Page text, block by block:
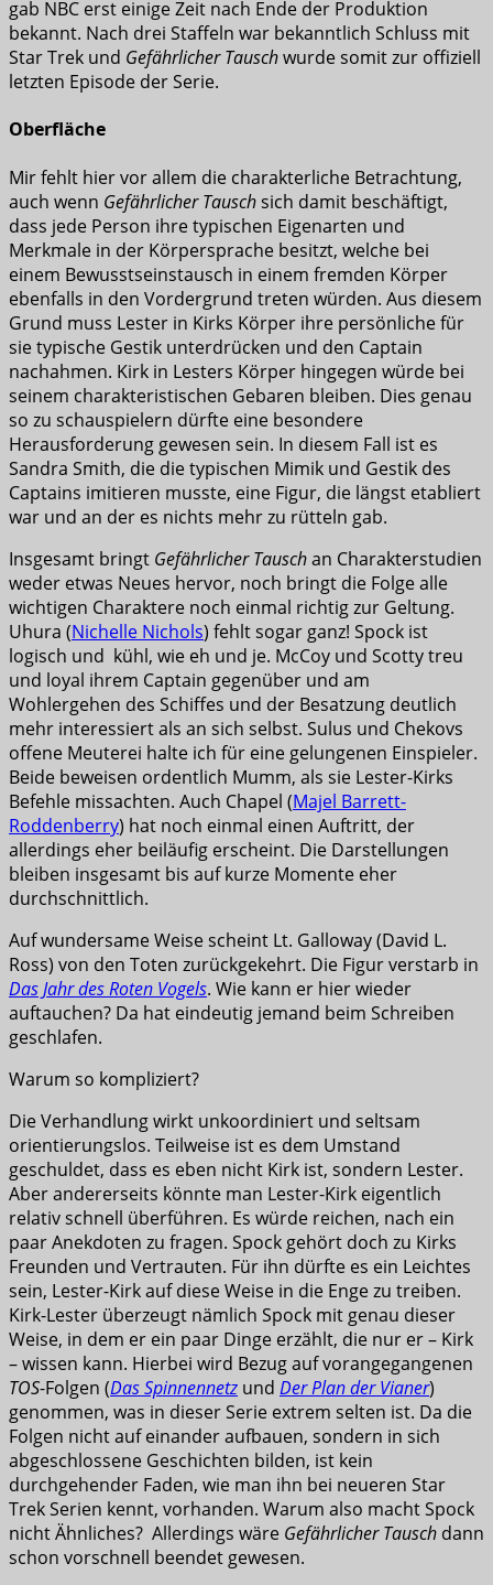
gab NBC erst einige Zeit nach Ende der Produktion
bekannt. Nach drei Staffeln war bekanntlich Schluss mit
Star Trek und Gefährlicher Tauschwurde somit zur offiziell
letzten Episode der Serie.
Oberfläche
Mir fehlt hier vor allem die charakterliche Betrachtung,
auch wenn Gefährlicher Tauschsich damit beschäftigt,
dass jede Person ihre typischen Eigenarten und
Merkmale in der Körpersprache besitzt, welche bei
einem Bewusstseinstausch in einem fremden Körper
ebenfalls in den Vordergrund treten würden. Aus diesem
Grund muss Lester in Kirks Körper ihre persönliche für
sie typische Gestik unterdrücken und den Captain
nachahmen. Kirk in Lesters Körper hingegen würde bei
seinem charakteristischen Gebaren bleiben. Dies genau
so zu schauspielern dürfte eine besondere
Herausforderung gewesen sein. In diesem Fall ist es
Sandra Smith, die die typischen Mimik und Gestik des
Captains imitieren musste, eine Figur, die längst etabliert
war und an der es nichts mehr zu rütteln gab.
Insgesamt bringt Gefährlicher Tauschan Charakterstudien
weder etwas Neues hervor, noch bringt die Folge alle
wichtigen Charaktere noch einmal richtig zur Geltung.
Uhura (Nichelle Nichols) fehlt sogar ganz! Spock ist
logisch und kühl, wie eh und je. McCoy und Scotty treu
und loyal ihrem Captain gegenüber und am
Wohlergehen des Schiffes und der Besatzung deutlich
mehr interessiert als an sich selbst. Sulus und Chekovs
offene Meuterei halte ich für eine gelungenen Einspieler.
Beide beweisen ordentlich Mumm, als sie Lester-Kirks
Befehle missachten. Auch Chapel (Majel Barrett-
Roddenberry) hat noch einmal einen Auftritt, der
allerdings eher beiläufig erscheint. Die Darstellungen
bleiben insgesamt bis auf kurze Momente eher
durchschnittlich.
Auf wundersame Weise scheint Lt. Galloway (David L.
Ross) von den Toten zurückgekehrt. Die Figur verstarb in
Das Jahr des Roten Vogels. Wie kann er hier wieder
auftauchen? Da hat eindeutig jemand beim Schreiben
geschlafen.
Warum so kompliziert?
Die Verhandlung wirkt unkoordiniert und seltsam
orientierungslos. Teilweise ist es dem Umstand
geschuldet, dass es eben nicht Kirk ist, sondern Lester.
Aber andererseits könnte man Lester-Kirk eigentlich
relativ schnell überführen. Es würde reichen, nach ein
paar Anekdoten zu fragen. Spock gehört doch zu Kirks
Freunden und Vertrauten. Für ihn dürfte es ein Leichtes
sein, Lester-Kirk auf diese Weise in die Enge zu treiben.
Kirk-Lester überzeugt nämlich Spock mit genau dieser
Weise, in dem er ein paar Dinge erzählt, die nur er – Kirk
– wissen kann. Hierbei wird Bezug auf vorangegangenen
TOS-Folgen (Das Spinnennetz und DerPlan der Vianer)
genommen, was in dieser Serie extrem selten ist. Da die
Folgen nicht auf einander aufbauen, sondern in sich
abgeschlossene Geschichten bilden, ist kein
durchgehender Faden, wie man ihn bei neueren Star
Trek Serien kennt, vorhanden. Warum also macht Spock
nicht Ähnliches? Allerdings wäre Gefährlicher Tausch dann
schon vorschnell beendet gewesen.